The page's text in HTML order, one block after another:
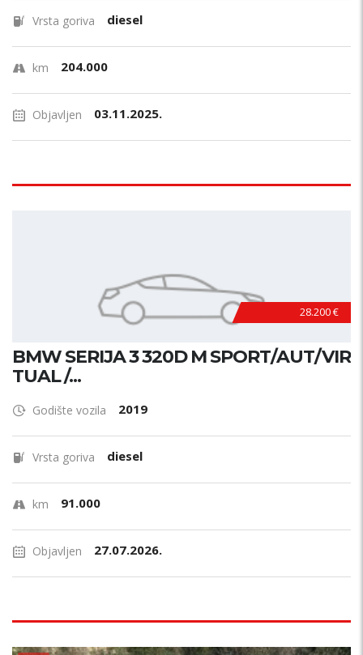
Vrsta goriva diesel
km 204.000
Objavljen 03.11.2025.
28.200 €
BMW SERIJA 3 320D M SPORT/AUT/VIR
TUAL /...
Godište vozila 2019
Vrsta goriva diesel
km 91.000
Objavljen 27.07.2026.